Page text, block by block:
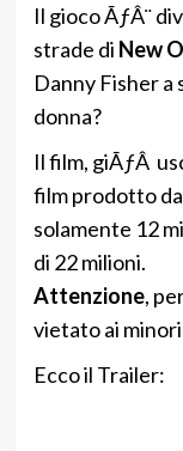
Il gioco ÃƒÂ¨
strade di New
Danny Fisher a
donna?
Il film, giÃƒÂ
film prodotto
solamente 12
di 22 milioni.
Attenzione,
vietato ai minori
Ecco il Trailer: